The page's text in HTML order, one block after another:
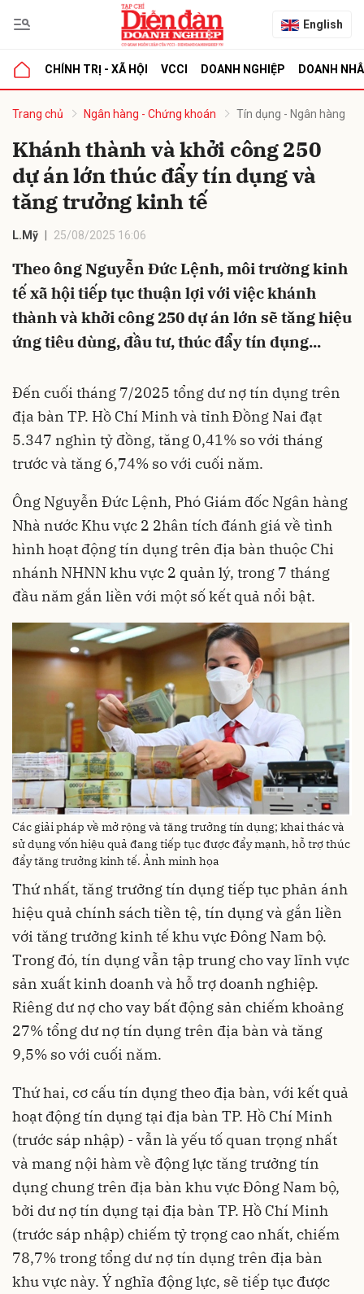
English
CHÍNH TRỊ - XÃ HỘI VCCI DOANH NGHIỆP DOANH
Trang chủ Ngân hàng - Chứng khoán Tín dụng - Ngân hàng
Khánh thành và khởi công 250
dự án lớn thúc đẩy tín dụng và
tăng trưởng kinh tế
L.Mỹ 25/08/2025 16:06
Theo ông Nguyễn Đức Lệnh, môi trường kinh
tế xã hội tiếp tục thuận lợi với việc khánh
thành và khởi công 250 dự án lớn sẽ tăng hiệu
ứng tiêu dùng, đầu tư, thúc đẩy tín dụng...
Đến cuối tháng 7/2025 tổng dư nợ tín dụng trên
địa bàn TP. Hồ Chí Minh và tỉnh Đồng Nai đạt
5.347 nghìn tỷ đồng, tăng 0,41% so với tháng
trước và tăng 6,74% so với cuối năm.
Ông Nguyễn Đức Lệnh, Phó Giám đốc Ngân hàng
Nhà nước Khu vực 2 2hân tích đánh giá về tình
hình hoạt động tín dụng trên địa bàn thuộc Chi
nhánh NHNN khu vực 2 quản lý, trong 7 tháng
đầu năm gắn liền với một số kết quả nổi bật.
Các giải pháp về mở rộng và tăng trưởng tín dụng; khai thác và
sử dụng vốn hiệu quả đang tiếp tục được đẩy mạnh, hỗ trợ thúc
đẩy tăng trưởng kinh tế. Ảnh minh họa
Thứ nhất, tăng trưởng tín dụng tiếp tục phản ánh
hiệu quả chính sách tiền tệ, tín dụng và gắn liền
với tăng trưởng kinh tế khu vực Đông Nam bộ.
Trong đó, tín dụng vẫn tập trung cho vay lĩnh vực
sản xuất kinh doanh và hỗ trợ doanh nghiệp.
Riêng dư nợ cho vay bất động sản chiếm khoảng
27% tổng dư nợ tín dụng trên địa bàn và tăng
9,5% so với cuối năm.
Thứ hai, cơ cấu tín dụng theo địa bàn, với kết quả
hoạt động tín dụng tại địa bàn TP. Hồ Chí Minh
(trước sáp nhập) - vẫn là yếu tố quan trọng nhất
và mang nội hàm về động lực tăng trưởng tín
dụng chung trên địa bàn khu vực Đông Nam bộ,
bởi dư nợ tín dụng tại địa bàn TP. Hồ Chí Minh
(trước sáp nhập) chiếm tỷ trọng cao nhất, chiếm
78,7% trong tổng dư nợ tín dụng trên địa bàn
khu vực này. Ý nghĩa động lực, sẽ tiếp tục được
luận
Hủy